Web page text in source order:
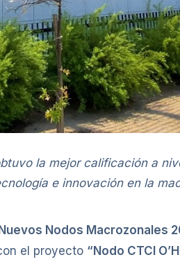
la mejor calificación a
e innovación en la
Nodos Macrozonales
el proyecto “Nodo CTCI